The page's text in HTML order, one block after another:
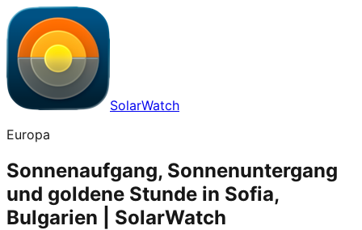
SolarWatch
Europa
Sonnenaufgang, Sonnenuntergang
und goldene Stunde in Sofia,
Bulgarien | SolarWatch